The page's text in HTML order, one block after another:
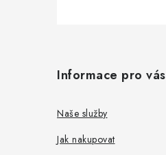
Informace pro vás
Naše služby
Jak nakupovat